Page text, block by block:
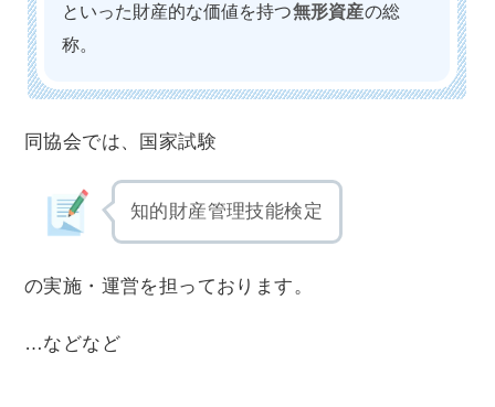
といった財産的な価値を持つ無形資産の総
称。
同協会では、国家試験
知的財産管理技能検定
の実施・運営を担っております。
…などなど